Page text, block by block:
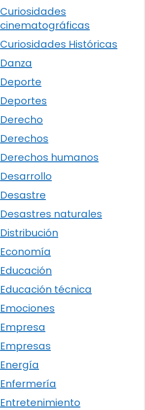
Curiosidades
cinematográficas
Curiosidades Históricas
Danza
Deporte
Deportes
Derecho
Derechos
Derechos humanos
Desarrollo
Desastre
Desastres naturales
Distribución
Economía
Educación
Educación técnica
Emociones
Empresa
Empresas
Energía
Enfermería
Entretenimiento